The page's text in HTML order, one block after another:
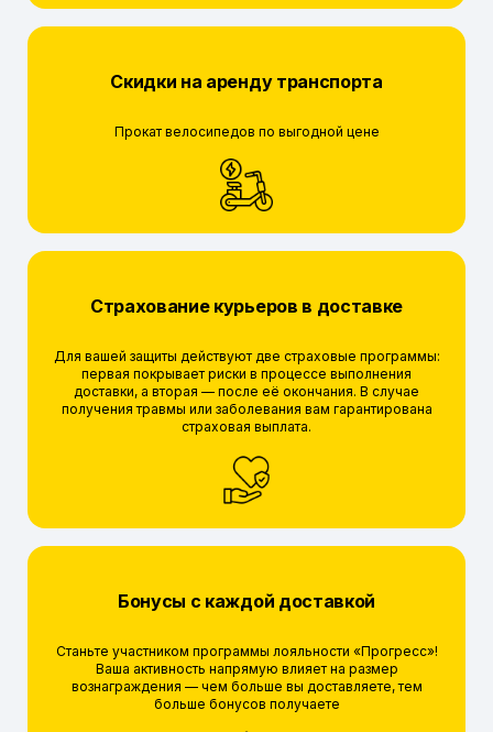
Скидки на аренду транспорта
Прокат велосипедов по выгодной цене
Страхование курьеров в доставке
Для вашей защиты действуют две страховые программы:
первая покрывает риски в процессе выполнения
доставки, а вторая — после её окончания. В случае
получения травмы или заболевания вам гарантирована
страховая выплата.
Бонусы с каждой доставкой
Станьте участником программы лояльности «Прогресс»!
Ваша активность напрямую влияет на размер
вознаграждения — чем больше вы доставляете, тем
больше бонусов получаете